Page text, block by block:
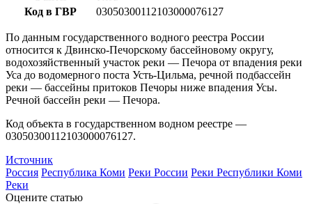
Код в ГВР
03050300112103000076127
По данным государственного водного реестра России
относится к Двинско-Печорскому бассейновому округу,
водохозяйственный участок реки — Печора от впадения реки
Уса до водомерного поста Усть-Цильма, речной подбассейн
реки — бассейны притоков Печоры ниже впадения Усы.
Речной бассейн реки — Печора.
Код объекта в государственном водном реестре —
03050300112103000076127.
Источник
Россия Республика Коми Реки России Реки Республики Коми
Реки
Оцените статью